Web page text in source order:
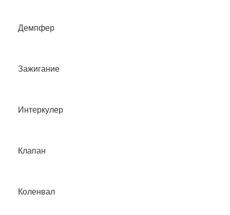
Демпфер
Зажигание
Интеркулер
Клапан
Коленвал